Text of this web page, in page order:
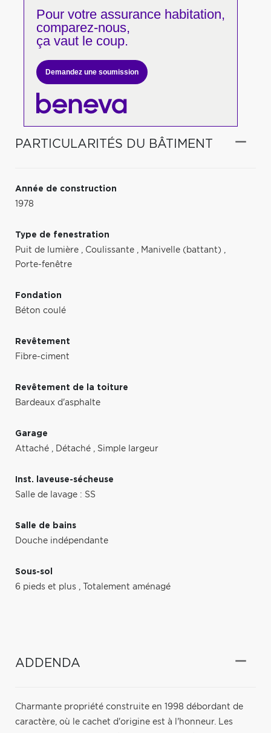
Pour votreassurance habitation,
comparez-nous,
ça vaut le coup.
Demandez une soumission
PARTICULARITÉS DU BÂTIMENT
Année de construction
1978
Type de fenestration
Puit de lumière , Coulissante , Manivelle (battant) ,
Porte-fenêtre
Fondation
Béton coulé
Revêtement
Fibre-ciment
Revêtement de la toiture
Bardeaux d'asphalte
Garage
Attaché , Détaché , Simple largeur
Inst. laveuse-sécheuse
Salle de lavage : SS
Salle de bains
Douche indépendante
Sous-sol
6 pieds et plus , Totalement aménagé
ADDENDA
Charmante propriété construite en 1998 débordant de
caractère, où le cachet d'origine est à l'honneur. Les